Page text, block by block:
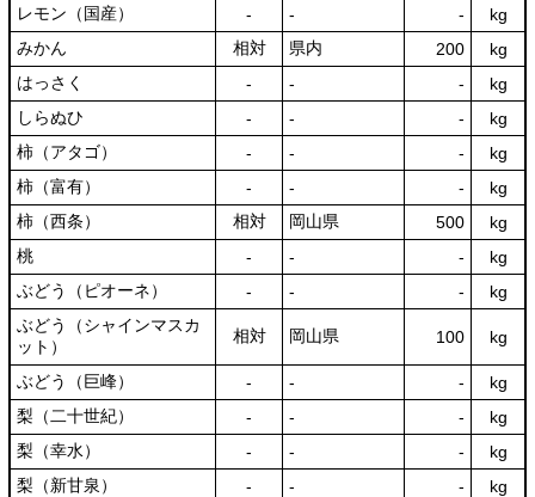
レモン（国産）
‐ ‐ ‐
kg
みかん
相対 県内 200
kg
はっさく
‐ ‐ ‐
kg
しらぬひ
‐ ‐ ‐
kg
柿（アタゴ）
‐ ‐ ‐
kg
柿（富有）
‐ ‐ ‐
kg
柿（西条）
相対 岡山県 500
kg
桃
‐ ‐ ‐
kg
ぶどう（ピオーネ）
‐ ‐ ‐
kg
ぶどう（シャインマスカ
ット）
相対 岡山県 100 kg
ぶどう（巨峰） ‐ ‐ ‐
kg
梨（二十世紀）
‐ ‐ ‐
kg
梨（幸水）
‐ ‐ ‐
kg
梨（新甘泉）
‐ ‐ ‐
kg